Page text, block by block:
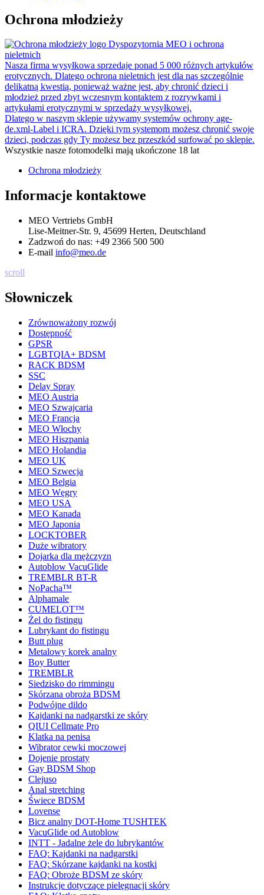
Ochrona młodzieży
Dyspozytornia MEO i ochrona
nieletnich
Nasza firma wysyłkowa sprzedaje ponad 5 000 różnych artykułów
erotycznych. Dlatego ochrona nieletnich jest dla nas szczególnie
delikatną kwestią, ponieważ ważne jest, aby chronić dzieci i
młodzież przed zbyt wczesnym kontaktem z rozrywkami i
artykułami erotycznymi w sprzedaży wysyłkowej.
Dlatego w naszym sklepie używamy systemów ochrony age-
de.xml-Label i ICRA. Dzięki tym systemom możesz chronić swoje
dzieci, podczas gdy Ty możesz bez przeszkód surfować po sklepie.
Wszystkie nasze fotomodelki mają ukończone 18 lat
Ochrona młodzieży
Informacje kontaktowe
MEO Vertriebs GmbH
Lise-Meitner-Str. 9, 45699 Herten, Deutschland
Zadzwoń do nas: +49 2366 500 500
E-mail info@meo.de
scroll
Słowniczek
Zrównoważony rozwój
Dostępność
GPSR
LGBTQIA+ BDSM
RACK BDSM
SSC
Delay Spray
MEO Austria
MEO Szwajcaria
MEO Francja
MEO Włochy
MEO Hiszpania
MEO Holandia
MEO UK
MEO Szwecja
MEO Belgia
MEO Węgry
MEO USA
MEO Kanada
MEO Japonia
LOCKTOBER
Duże wibratory
Dojarka dla mężczyzn
Autoblow VacuGlide
TREMBLR BT-R
NoPacha™
Alphamale
CUMELOT™
Żel do fistingu
Lubrykant do fistingu
Butt plug
Metalowy korek analny
Boy Butter
TREMBLR
Siedzisko do rimmingu
Skórzana obroża BDSM
Podwójne dildo
Kajdanki na nadgarstki ze skóry
QIUI Cellmate Pro
Klatka na penisa
Wibrator cewki moczowej
Dojenie prostaty
Gay BDSM Shop
Clejuso
Anal stretching
Świece BDSM
Lovense
Bicz analny DOT-Home TUSHTEK
VacuGlide od Autoblow
INTT - Jadalne żele do lubrykantów
FAQ: Kajdanki na nadgarstki
FAQ: Skórzane kajdanki na kostki
FAQ: Obroże BDSM ze skóry
Instrukcje dotyczące pielęgnacji skóry